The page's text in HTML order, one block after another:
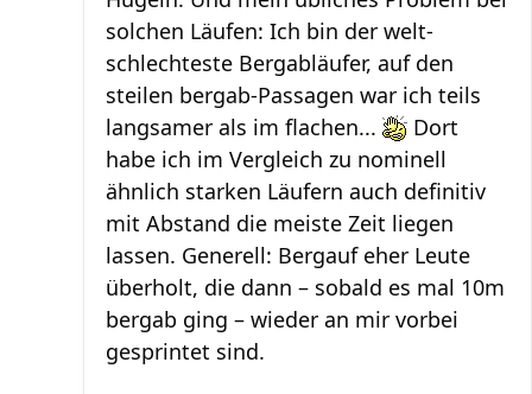
solchen Läufen: Ich bin der welt-
schlechteste Bergabläufer, auf den
steilen bergab-Passagen war ich teils
langsamer als im flachen...
Dort
habe ich im Vergleich zu nominell
ähnlich starken Läufern auch definitiv
mit Abstand die meiste Zeit liegen
lassen. Generell: Bergauf eher Leute
überholt, die dann – sobald es mal 10m
bergab ging – wieder an mir vorbei
gesprintet sind.